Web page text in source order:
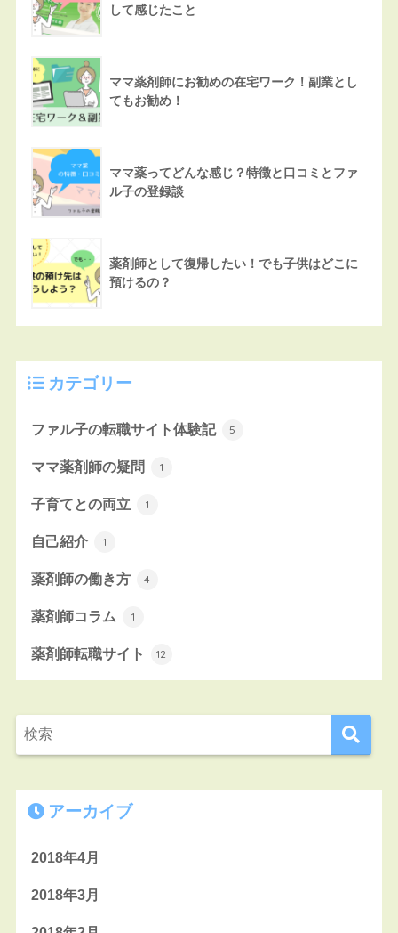
して感じたこと
ママ薬剤師にお勧めの在宅ワーク！副業とし
てもお勧め！
ママ薬ってどんな感じ？特徴と口コミとファ
ル子の登録談
薬剤師として復帰したい！でも子供はどこに
預けるの？
カテゴリー
ファル子の転職サイト体験記 5
ママ薬剤師の疑問 1
子育てとの両立 1
自己紹介 1
薬剤師の働き方 4
薬剤師コラム 1
薬剤師転職サイト 12
アーカイブ
2018年4月
2018年3月